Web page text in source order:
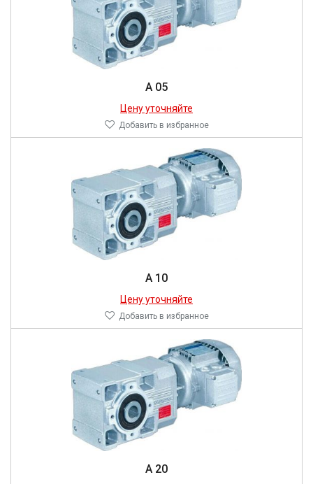
A 05
Цену уточняйте
Добавить в избранное
A 10
Цену уточняйте
Добавить в избранное
A 20